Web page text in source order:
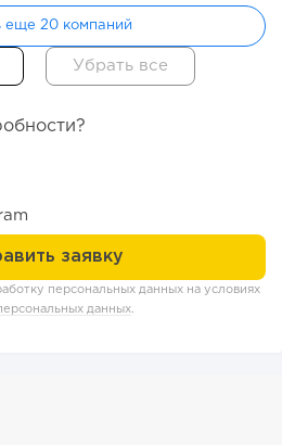
у банков: как это влияет на
еще 20 компаний
персональных данных на условиях
данных.